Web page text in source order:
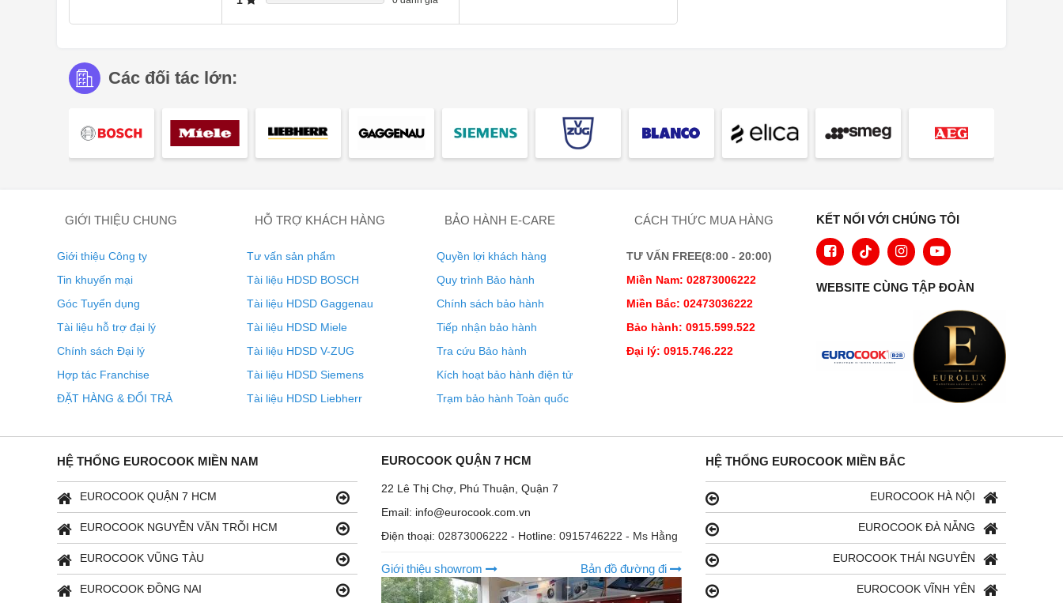
Với hệ thống Miele@home cải tiến của chúng tôi, bạn có thể khai thác toàn bộ tiềm năng của các thiết bị Miele và làm
thể được kết nối mạng một cách thuận tiện và an toàn. Hoạt động rất đơn giản – cho dù bạn sử dụng ứng dụng Miele,
điều khiển bằng giọng nói hay tích hợp vào các giải pháp Nhà thông minh hiện có. Các thiết bị được kết nối mạng
thông qua bộ định tuyến WiFi gia đình và Đám mây Miele.
TỐI ƯU
nhàng.
Các đối tác lớn:
GIỚI THIỆU CHUNG
Giới thiệu Công ty
Tin khuyến mại
Góc Tuyển dụng
Tài liệu hỗ trợ đại lý
Chính sách Đại lý
Hợp tác Franchise
ĐẶT HÀNG & ĐỔI TRẢ
HỖ TRỢ KHÁCH HÀNG
Tư vấn sản phẩm
Tài liệu HDSD BOSCH
Tài liệu HDSD Gaggenau
Tài liệu HDSD Miele
Tài liệu HDSD V-ZUG
Tài liệu HDSD Siemens
Tài liệu HDSD Liebherr
BẢO HÀNH E-CARE
Quyền lợi khách hàng
Quy trình Bảo hành
Chính sách bảo hành
Tiếp nhận bảo hành
Tra cứu Bảo hành
Kích hoạt bảo hành điện tử
Trạm bảo hành Toàn quốc
CÁCH THỨC MUA HÀNG
TƯ VẤN FREE(8:00 - 20:00)
Miền Nam: 02873006222
Miền Bắc: 02473036222
Bảo hành: 0915.599.522
Đại lý: 0915.746.222
KẾT NỐI VỚI CHÚNG TÔI
WEBSITE CÙNG TẬP ĐOÀN
HỆ THỐNG EUROCOOK MIỀN NAM
EUROCOOK QUẬN 7 HCM
EUROCOOK NGUYỄN VĂN TRỖI HCM
EUROCOOK VŨNG TÀU
EUROCOOK ĐỒNG NAI
EUROCOOK QUẬN 7 HCM
22 Lê Thị Chợ, Phú Thuận, Quận 7
Email: info@eurocook.com.vn
Điện thoại: 02873006222 - Hotline: 0915746222 - Ms Hằng
Giới thiệu showrom Bản đồ đường đi
HỆ THỐNG EUROCOOK MIỀN BẮC
EUROCOOK HÀ NỘI
EUROCOOK ĐÀ NẴNG
EUROCOOK THÁI NGUYÊN
EUROCOOK VĨNH YÊN